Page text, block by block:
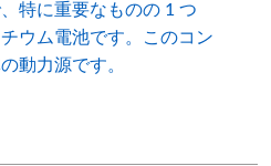
特に重要なものの 1 つ
ウム電池です。このコン
動力源です。